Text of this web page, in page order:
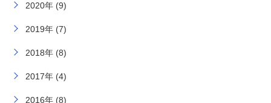
2020年 (9)
2019年 (7)
2018年 (8)
2017年 (4)
2016年 (8)